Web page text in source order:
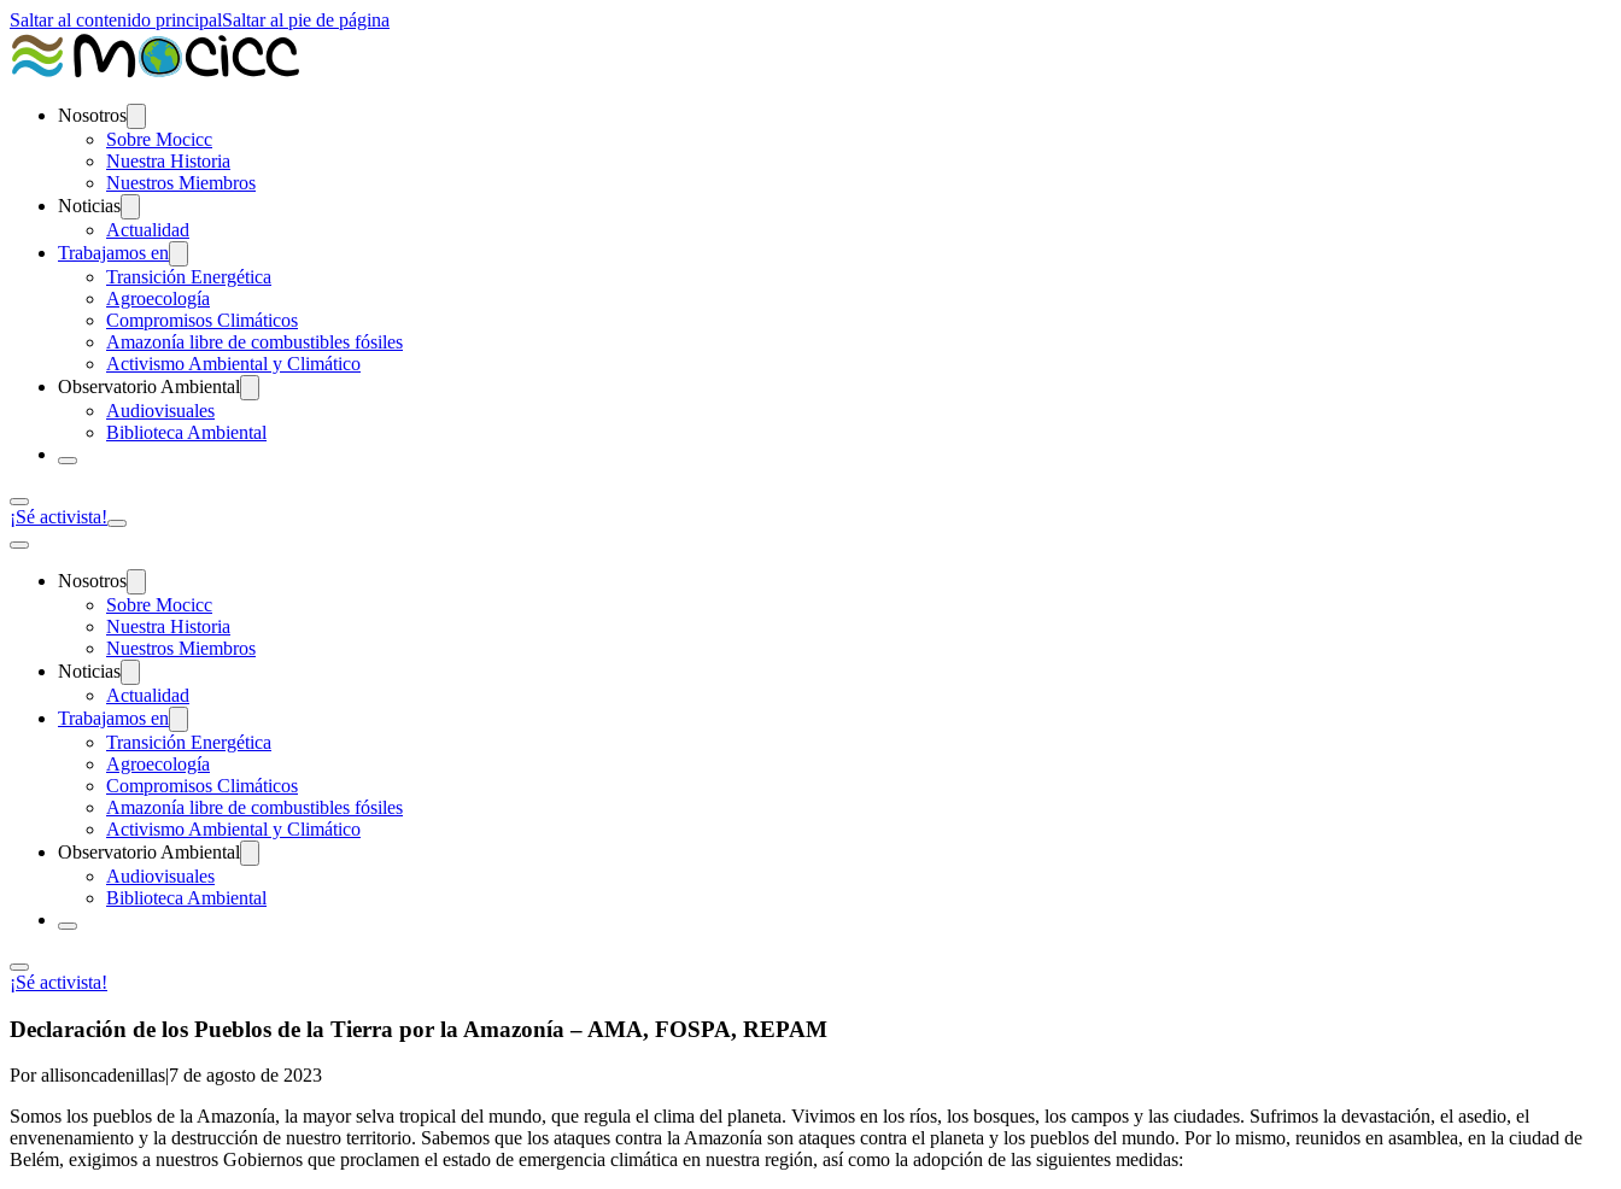
Saltar al contenido principalSaltar al pie de página
Nosotros
Sobre Mocicc
Nuestra Historia
Nuestros Miembros
Noticias
Actualidad
Trabajamos en
Transición Energética
Agroecología
Compromisos Climáticos
Amazonía libre de combustibles fósiles
Activismo Ambiental y Climático
Observatorio Ambiental
Audiovisuales
Biblioteca Ambiental
¡Sé activista!
Nosotros
Sobre Mocicc
Nuestra Historia
Nuestros Miembros
Noticias
Actualidad
Trabajamos en
Transición Energética
Agroecología
Compromisos Climáticos
Amazonía libre de combustibles fósiles
Activismo Ambiental y Climático
Observatorio Ambiental
Audiovisuales
Biblioteca Ambiental
¡Sé activista!
Declaración de los Pueblos de la Tierra por la Amazonía – AMA, FOSPA, REPAM
Por allisoncadenillas|7 de agosto de 2023
Somos los pueblos de la Amazonía, la mayor selva tropical del mundo, que regula el clima del planeta. Vivimos en los ríos, los bosques, los campos y las ciudades. Sufrimos la devastación, el asedio, el
envenenamiento y la destrucción de nuestro territorio. Sabemos que los ataques contra la Amazonía son ataques contra el planeta y los pueblos del mundo. Por lo mismo, reunidos en asamblea, en la ciudad de
Belém, exigimos a nuestros Gobiernos que proclamen el estado de emergencia climática en nuestra región, así como la adopción de las siguientes medidas: